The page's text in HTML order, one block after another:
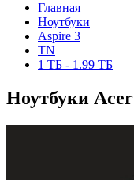
Главная
Ноутбуки
Aspire 3
TN
1 ТБ - 1.99 ТБ
Ноутбуки Acer